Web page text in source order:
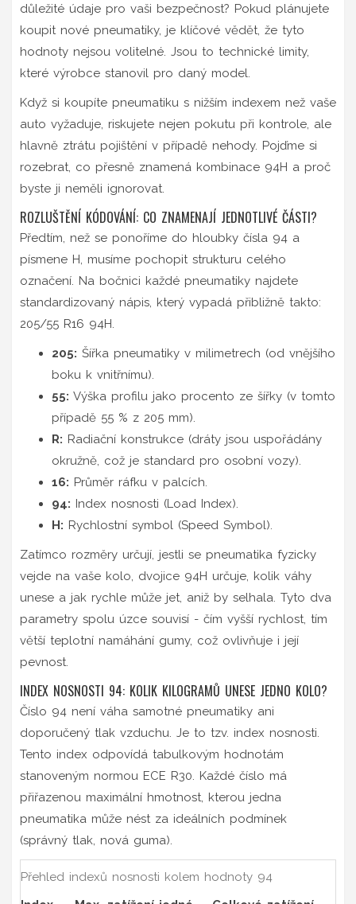
důležité údaje pro vaši bezpečnost? Pokud plánujete
koupit nové pneumatiky, je klíčové vědět, že tyto
hodnoty nejsou volitelné. Jsou to technické limity,
které výrobce stanovil pro daný model.
Když si koupíte pneumatiku s nižším indexem než vaše
auto vyžaduje, riskujete nejen pokutu při kontrole, ale
hlavně ztrátu pojištění v případě nehody. Pojďme si
rozebrat, co přesně znamená kombinace 94H a proč
byste ji neměli ignorovat.
ROZLUŠTĚNÍ KÓDOVÁNÍ: CO ZNAMENAJÍ JEDNOTLIVÉ ČÁSTI?
Předtím, než se ponoříme do hloubky čísla 94 a
písmene H, musíme pochopit strukturu celého
označení. Na bočnici každé pneumatiky najdete
standardizovaný nápis, který vypadá přibližně takto:
205/55 R16 94H.
205: Šířka pneumatiky v milimetrech (od vnějšího
boku k vnitřnímu).
55: Výška profilu jako procento ze šířky (v tomto
případě 55 % z 205 mm).
R: Radiační konstrukce (dráty jsou uspořádány
okružně, což je standard pro osobní vozy).
16: Průměr ráfku v palcích.
94: Index nosnosti (Load Index).
H: Rychlostní symbol (Speed Symbol).
Zatímco rozměry určují, jestli se pneumatika fyzicky
vejde na vaše kolo, dvojice 94H určuje, kolik váhy
unese a jak rychle může jet, aniž by selhala. Tyto dva
parametry spolu úzce souvisí - čím vyšší rychlost, tím
větší teplotní namáhání gumy, což ovlivňuje i její
pevnost.
INDEX NOSNOSTI 94: KOLIK KILOGRAMŮ UNESE JEDNO KOLO?
Číslo 94 není váha samotné pneumatiky ani
doporučený tlak vzduchu. Je to tzv. index nosnosti.
Tento index odpovídá tabulkovým hodnotám
stanoveným normou ECE R30. Každé číslo má
přiřazenou maximální hmotnost, kterou jedna
pneumatika může nést za ideálních podmínek
(správný tlak, nová guma).
Přehled indexů nosnosti kolem hodnoty 94